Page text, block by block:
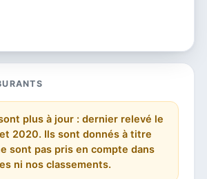
plus à jour : dernier relevé le
2020. Ils sont donnés à titre
sont pas pris en compte dans
ni nos classements.